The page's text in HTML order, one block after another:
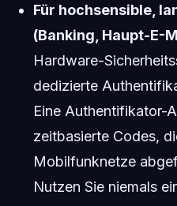
Für hochsensible,
(Banking, Haupt-E-
Hardware-
dedizierte
Eine Authentifikator-
zeitbasierte Codes,
Mobilfunknetze
Nutzen Sie niemals